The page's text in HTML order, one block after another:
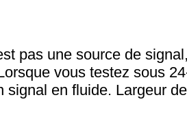
pas une source de
vous testez sous
en fluide. Largeur